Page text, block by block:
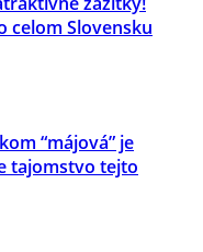
celom Slovensku
“májová” je
tajomstvo tejto